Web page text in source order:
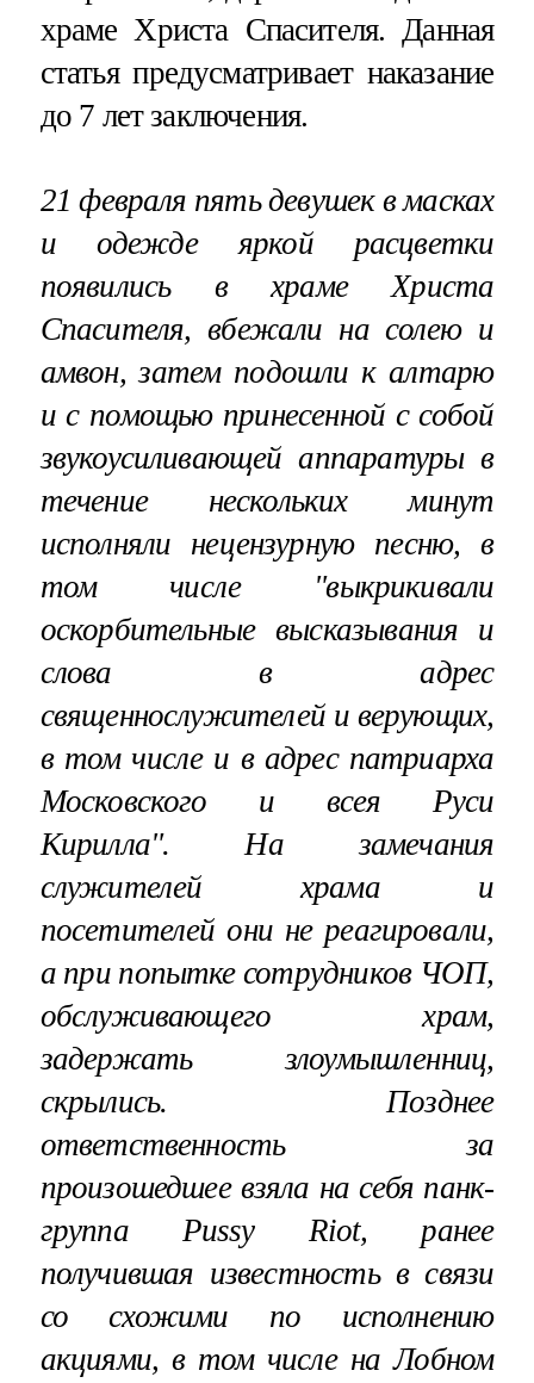
храме Христа Спасителя. Данная
статья предусматривает наказание
до 7 лет заключения.
21 февраля пять девушек в масках
и одежде яркой расцветки
появились в храме Христа
Спасителя, вбежали на солею и
амвон, затем подошли к алтарю
и с помощью принесенной с собой
звукоусиливающей аппаратуры в
течение нескольких минут
исполняли нецензурную песню, в
том числе "выкрикивали
оскорбительные высказывания и
слова в адрес
священнослужителей и верующих,
в том числе и в адрес патриарха
Московского и всея Руси
Кирилла". На замечания
служителей храма и
посетителей они не реагировали,
а при попытке сотрудников ЧОП,
обслуживающего храм,
задержать злоумышленниц,
скрылись. Позднее
ответственность за
произошедшее взяла на себя панк-
группа Pussy Riot, ранее
получившая известность в связи
со схожими по исполнению
акциями, в том числе на Лобном